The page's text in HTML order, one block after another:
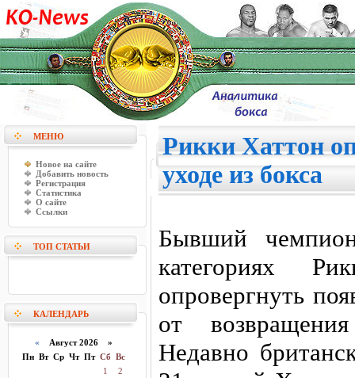
МЕНЮ
Новое на сайте
Добавить новость
Регистрация
Статистика
О сайте
Ссылки
ТОП СТАТЬИ
КАЛЕНДАРЬ
« Август 2026 »
Пн Вт Ср Чт Пт Сб Вс
1
2
Рикки Хаттон
уходе из бокса
Бывший
категориях
опровергнуть
от
Недавно